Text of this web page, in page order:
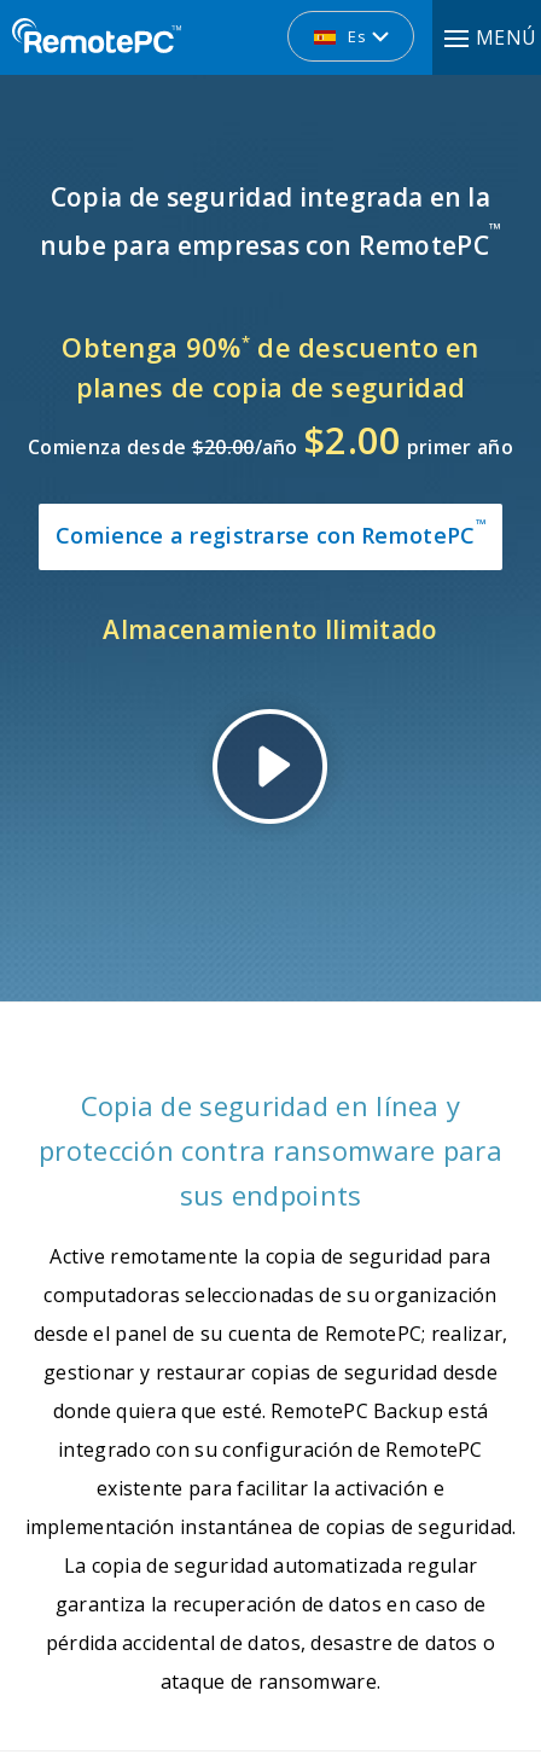
Es MENÚ
Copia de seguridad integrada en la
nube para empresas con RemotePC™
Obtenga 90%*de descuento en
planes de copia de seguridad
Comienza desde$20.00/año $2.00 primer año
Comience a registrarse con RemotePC™
Almacenamiento Ilimitado
Copia de seguridad en línea y
protección contra ransomware para
sus endpoints
Active remotamente la copia de seguridad para
computadoras seleccionadas de su organización
desde el panel de su cuenta de RemotePC; realizar,
gestionar y restaurar copias de seguridad desde
donde quiera que esté. RemotePC Backup está
integrado con su configuración de RemotePC
existente para facilitar la activación e
implementación instantánea de copias de seguridad.
La copia de seguridad automatizada regular
garantiza la recuperación de datos en caso de
pérdida accidental de datos, desastre de datos o
ataque de ransomware.